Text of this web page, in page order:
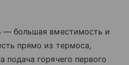
— большая вместимость и
прямо из термоса,
подача горячего первого